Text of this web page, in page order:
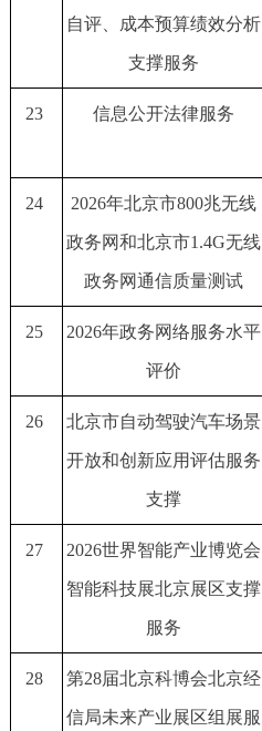
自评、成本预算绩效分析
支撑服务
23 信息公开法律服务
24 2026年北京市800兆无线
政务网和北京市1.4G无线
政务网通信质量测试
25 2026年政务网络服务水平
评价
26 北京市自动驾驶汽车场景
开放和创新应用评估服务
支撑
27 2026世界智能产业博览会
智能科技展北京展区支撑
服务
28 第28届北京科博会北京经
信局未来产业展区组展服